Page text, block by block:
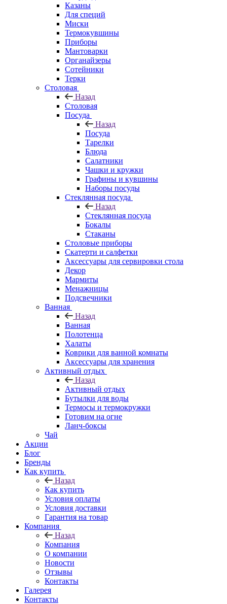
Казаны
Для специй
Миски
Термокувшины
Приборы
Мантоварки
Органайзеры
Сотейники
Терки
Столовая
Назад
Столовая
Посуда
Назад
Посуда
Тарелки
Блюда
Салатники
Чашки и кружки
Графины и кувшины
Наборы посуды
Стеклянная посуда
Назад
Стеклянная посуда
Бокалы
Стаканы
Столовые приборы
Скатерти и салфетки
Аксессуары для сервировки стола
Декор
Мармиты
Менажницы
Подсвечники
Ванная
Назад
Ванная
Полотенца
Халаты
Коврики для ванной комнаты
Аксессуары для хранения
Активный отдых
Назад
Активный отдых
Бутылки для воды
Термосы и термокружки
Готовим на огне
Ланч-боксы
Чай
Акции
Блог
Бренды
Как купить
Назад
Как купить
Условия оплаты
Условия доставки
Гарантия на товар
Компания
Назад
Компания
О компании
Новости
Отзывы
Контакты
Галерея
Контакты